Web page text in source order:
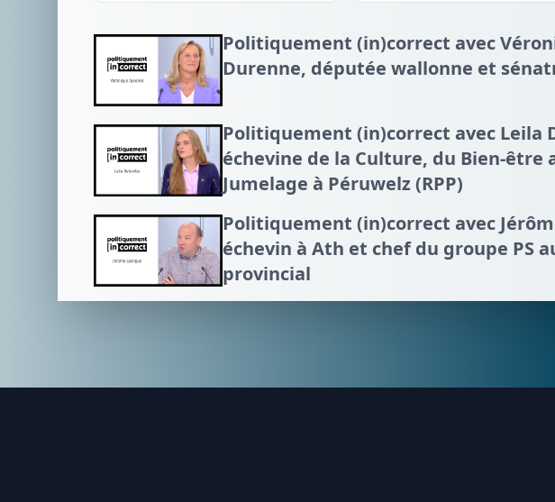
Politiquement (in)correct avec
Durenne, députée wallonne et
Politiquement (in)correct avec Leila
échevine de la Culture, du Bien-être
Jumelage à Péruwelz (RPP)
Politiquement (in)correct avec
échevin à Ath et chef du groupe PS
provincial